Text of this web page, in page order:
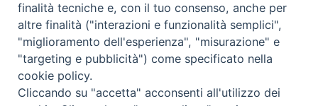
Orari Curia
Mar. / Mer. / Giov. ore 9 - 13
nei mesi estivi solo Martedì ore 9 - 13
finalità tecniche e, con il tuo consenso, anche per
altre finalità ("interazioni e funzionalità semplici",
"miglioramento dell'esperienza", "misurazione" e
"targeting e pubblicità") come specificato nella
cookie policy.
Cliccando su "accetta" acconsenti all'utilizzo dei